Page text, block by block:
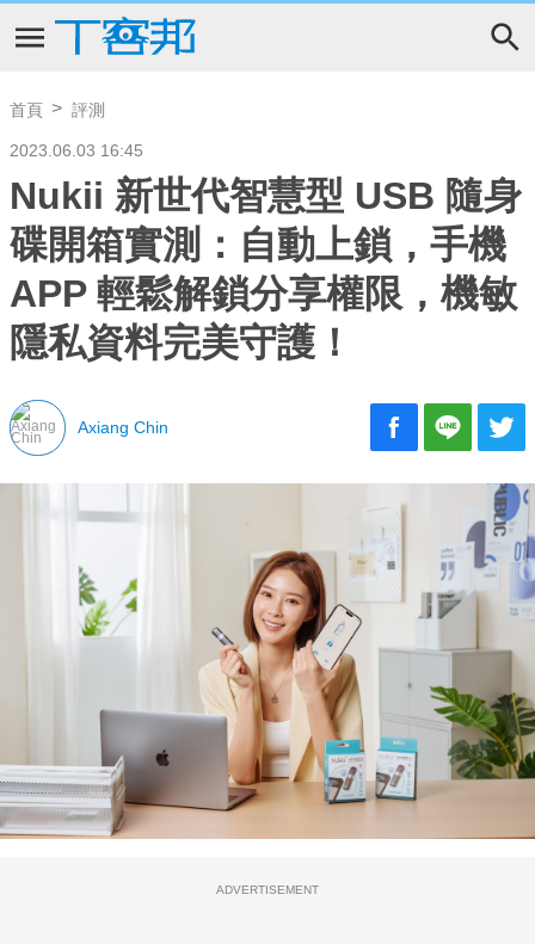
首頁 評測
2023.06.03 16:45
Nukii 新世代智慧型 USB 隨身
碟開箱實測：自動上鎖，手機
APP 輕鬆解鎖分享權限，機敏
隱私資料完美守護！
Axiang Chin
ADVERTISEMENT